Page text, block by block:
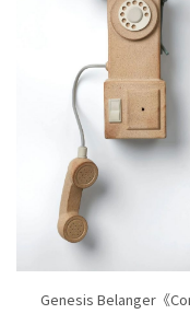
Genesis Belanger《